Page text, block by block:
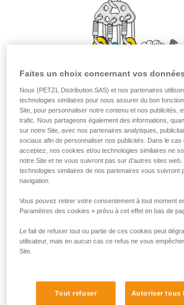
Nous donnons des exemples de
liées à votre activité. Il peut en
que nous ne décrivons pas ici.
Faites un choix concernant vos données
Nous (PETZL Distribution SAS) et nos partenaires
technologies similaires pour nous assurer du bon
Site, pour personnaliser notre contenu et nos publicités,
trafic. Nous partageons également des informations,
sur notre Site, avec nos partenaires analytiques,
sociaux afin de personnaliser nos publicités. Dans le cas
acceptez, nos cookies et/ou technologies similaires ne
notre Site et ne vous suivront pas sur d’autres sites
technologies similaires de nos partenaires vous suivront
navigation.
Vous pouvez retirer votre consentement à tout moment
Paramètres des cookies » prévu à cet effet en bas de
Le fait de refuser tout ou partie de ces cookies peut
utilisateur, mais en aucun cas ce refus ne vous
Site.
Tout refuser Autoriser tous